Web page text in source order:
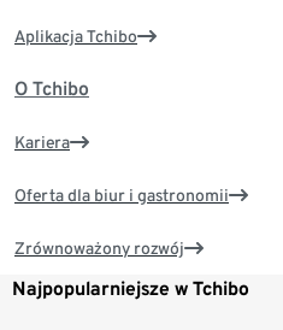
Aplikacja Tchibo
O Tchibo
Kariera
Oferta dla biur i gastronomii
Zrównoważony rozwój
Najpopularniejsze w Tchibo